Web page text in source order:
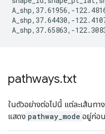
A_shp,37.61956,-
A_shp,37.64430,-
pathways.txt
ในตัวอย่างต่อไปนี้ แต่ละเส้นทา
แสดง pathway_mode อยู่ก่อน